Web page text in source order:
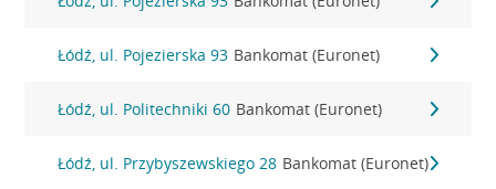
Łódź, ul. Pojezierska 93 Bankomat (Euronet)
Łódź, ul. Politechniki 60 Bankomat (Euronet)
Łódź, ul. Przybyszewskiego 28 Bankomat (Euronet)